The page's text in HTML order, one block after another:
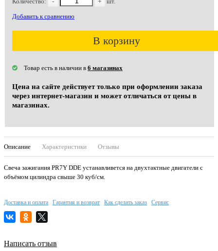
Добавить к сравнению
В корзину
Товар есть в наличии в 6 магазинах
Цена на сайте действует только при оформлении заказа
через интернет-магазин и может отличаться от цены в
магазинах.
Описание Характеристики Отзывы
Свеча зажигания PR7Y DDE устанавливется на двухтактные двигатели с
объёмом цилиндра свыше 30 куб/см.
Доставка и оплата Гарантия и возврат Как сделать заказ Сервис
Написать отзыв